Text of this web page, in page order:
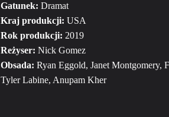
Gatunek: Dramat
Kraj produkcji: USA
Rok produkcji: 2019
Reżyser: Nick Gomez
Obsada: Ryan Eggold, Janet Montgomery,
Tyler Labine, Anupam Kher